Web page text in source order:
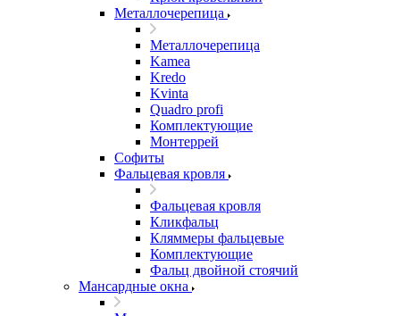
Металлочерепица
Металлочерепица
Kamea
Kredo
Kvinta
Quadro profi
Комплектующие
Монтеррей
Софиты
Фальцевая кровля
Фальцевая кровля
Кликфальц
Кляммеры фальцевые
Комплектующие
Фальц двойной стоячий
Мансардные окна